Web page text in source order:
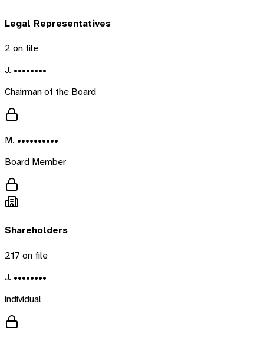
Legal Representatives
2 on file
J. ••••••••
Chairman of the Board
M. ••••••••••
Board Member
Shareholders
217 on file
J. ••••••••
individual